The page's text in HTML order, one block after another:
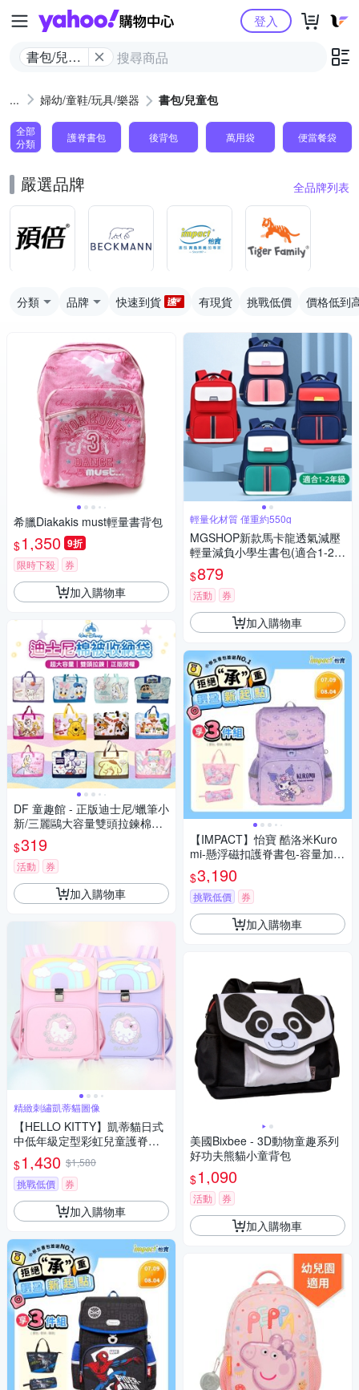
Yahoo購物中心
書包/兒童
登入
婦幼/童鞋/玩具/樂器 書包/兒童包
全部
分類
護脊書包 後背包 萬用袋 便當餐袋
嚴選品牌 全品牌列表
分類 品牌 快速到貨 有現貨 挑戰低價 價格低到
希臘Diakakis must輕量書背包
$1,350 9折
限時下殺 券
加入購物車
DF 童趣館 - 正版迪士尼/蠟筆小
新/三麗鷗大容量雙頭拉鍊棉被
收納袋-多款任選
$319
活動 券
加入購物車
精緻刺繡凱蒂貓圖像
【HELLO KITTY】凱蒂貓日式
中低年級定型彩虹兒童護脊書
包
$1,430 $1,580
挑戰低價
券
加入購物車
輕量化材質 僅重約550g
MGSHOP新款馬卡龍透氣減壓
輕量減負小學生書包(適合1-2年
級)
$879
活動 券
加入購物車
【IMPACT】怡寶 酷洛米Kuro
mi-懸浮磁扣護脊書包-容量加大
版 /個 IMKU7093PL
$3,190
挑戰低價 券
加入購物車
美國Bixbee - 3D動物童趣系列
好功夫熊貓小童背包
$1,090
活動 券
加入購物車